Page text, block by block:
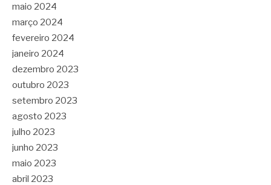
maio 2024
março 2024
fevereiro 2024
janeiro 2024
dezembro 2023
outubro 2023
setembro 2023
agosto 2023
julho 2023
junho 2023
maio 2023
abril 2023